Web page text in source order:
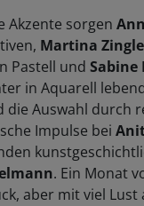
Akzente sorgen
Martina
Pastell und Sabine
in Aquarell
die Auswahl durch
Impulse bei
. Ein Monat
aber mit viel Lust